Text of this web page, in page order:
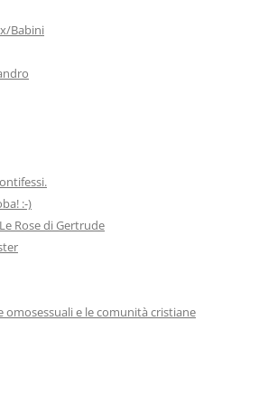
Babini
:-)
Le Rose di Gertrude
omosessuali e le comunità cristiane